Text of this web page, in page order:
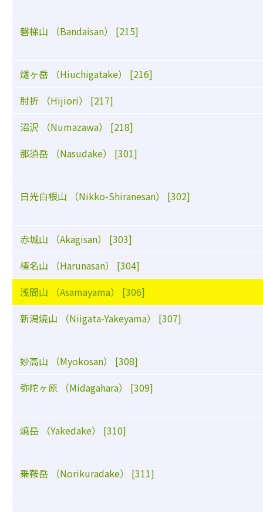
磐梯山 （Bandaisan） [215]
燧ヶ岳 （Hiuchigatake） [216]
肘折 （Hijiori） [217]
沼沢 （Numazawa） [218]
那須岳 （Nasudake） [301]
日光白根山 （Nikko-Shiranesan） [302]
赤城山 （Akagisan） [303]
榛名山 （Harunasan） [304]
浅間山 （Asamayama） [306]
新潟焼山 （Niigata-Yakeyama） [307]
妙高山 （Myokosan） [308]
弥陀ヶ原 （Midagahara） [309]
焼岳 （Yakedake） [310]
乗鞍岳 （Norikuradake） [311]